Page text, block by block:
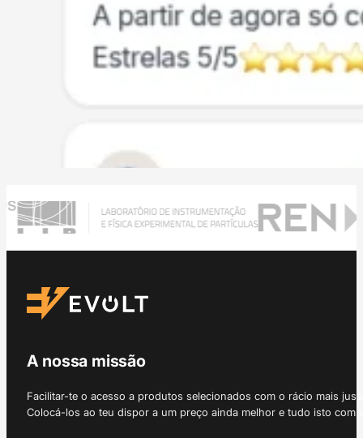
A nossa missão
Facilitar-te o acesso a produtos selecionados com o rácio mais
Colocá-los ao teu dispor a um preço ainda melhor e tudo isto